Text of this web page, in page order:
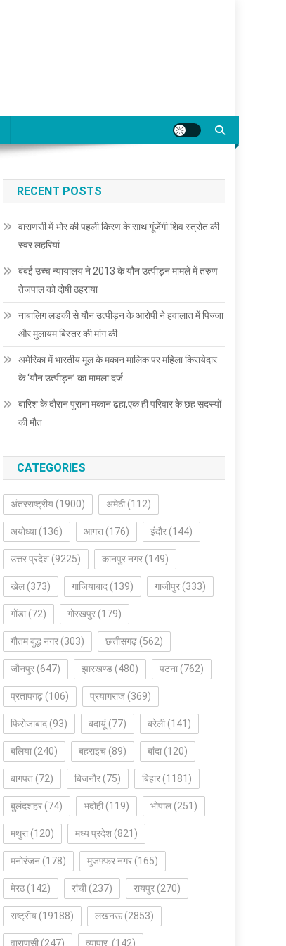
RECENT POSTS
वाराणसी में भोर की पहली किरण के साथ गूंजेंगी शिव स्त्रोत की
स्वर लहरियां
बंबई उच्च न्यायालय ने 2013 के यौन उत्पीड़न मामले में तरुण
तेजपाल को दोषी ठहराया
नाबालिग लड़की से यौन उत्पीड़न के आरोपी ने हवालात में पिज्जा
और मुलायम बिस्तर की मांग की
अमेरिका में भारतीय मूल के मकान मालिक पर महिला किरायेदार
के ‘यौन उत्पीड़न’ का मामला दर्ज
बारिश के दौरान पुराना मकान ढहा,एक ही परिवार के छह सदस्यों
की मौत
CATEGORIES
अंतरराष्ट्रीय (1900) अमेठी (112)
अयोध्या (136) आगरा (176) इंदौर (144)
उत्तर प्रदेश (9225) कानपुर नगर (149)
खेल (373) गाजियाबाद (139) गाजीपुर (333)
गोंडा (72) गोरखपुर (179)
गौतम बुद्ध नगर (303) छत्तीसगढ़ (562)
जौनपुर (647) झारखण्ड (480) पटना (762)
प्रतापगढ़ (106) प्रयागराज (369)
फिरोजाबाद (93) बदायूं (77) बरेली (141)
बलिया (240) बहराइच (89) बांदा (120)
बागपत (72) बिजनौर (75) बिहार (1181)
बुलंदशहर (74) भदोही (119) भोपाल (251)
मथुरा (120) मध्य प्रदेश (821)
मनोरंजन (178) मुजफ्फर नगर (165)
मेरठ(142) रांची (237) रायपुर (270)
राष्ट्रीय (19188) लखनऊ(2853)
वाराणसी (247) व्यापार (142)